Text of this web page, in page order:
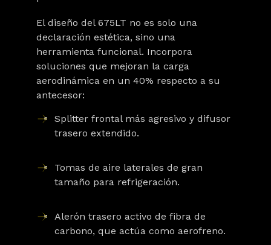
El diseño del 675LT no es solo una
declaración estética, sino una
herramienta funcional. Incorpora
soluciones que mejoran la carga
aerodinámica en un 40% respecto a su
antecesor:
Splitter frontal más agresivo y difusor
trasero extendido.
Tomas de aire laterales de gran
tamaño para refrigeración.
Alerón trasero activo de fibra de
carbono, que actúa como aerofreno.